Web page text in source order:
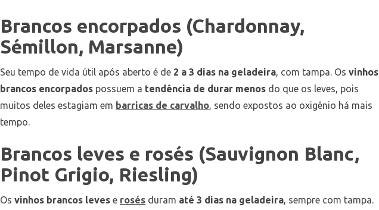
Brancos encorpados (Chardonnay,
Sémillon, Marsanne)
Seu tempo de vida útil após aberto é de 2 a 3 dias na geladeira, com tampa. Osvinhos
brancos encorpados possuem a tendência de durar menos do que os leves, pois
muitos deles estagiam em barricas de carvalho, sendo expostos ao oxigênio há mais
tempo.
Brancos leves e rosés (Sauvignon Blanc,
Pinot Grigio, Riesling)
Osvinhos brancos leves e rosés duram até 3 dias na geladeira, sempre com tampa.